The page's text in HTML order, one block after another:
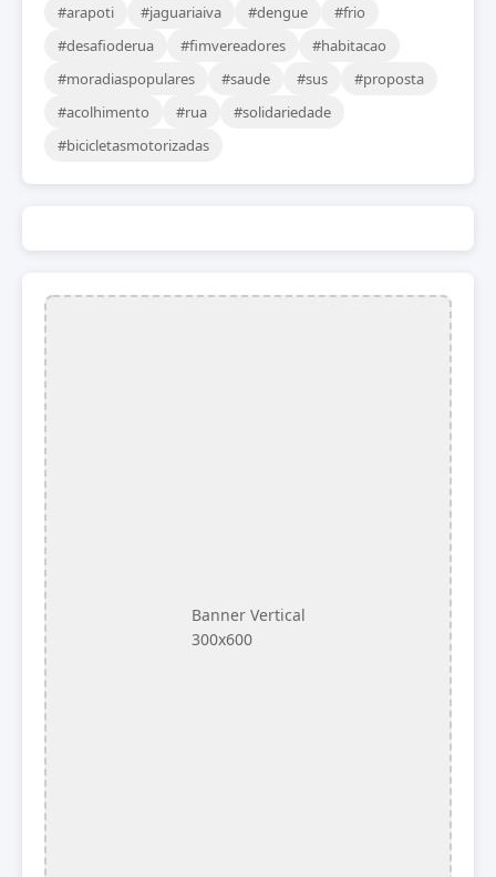
#arapoti #jaguariaiva #dengue
#frio
#desafioderua
#fimvereadores
#habitacao
#moradiaspopulares
#saude #sus
#proposta
#acolhimento
#rua
#solidariedade
#bicicletasmotorizadas
Banner Vertical
300x600